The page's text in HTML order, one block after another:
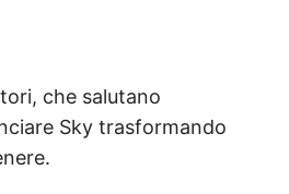
che salutano
Sky trasformando